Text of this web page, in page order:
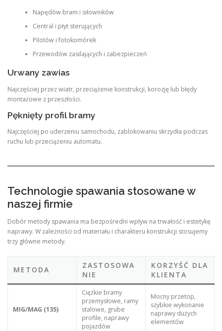
Napędów bram i siłowników
Central i płyt sterujących
Pilotów i fotokomórek
Przewodów zasilających i zabezpieczeń
Urwany zawias
Najczęściej przez wiatr, przeciążenie konstrukcji, korozję lub błędy
montażowe z przeszłości.
Pęknięty profil bramy
Najczęściej po uderzeniu samochodu, zablokowaniu skrzydła podczas
ruchu lub przeciążeniu automatu.
Technologie spawania stosowane w
naszej firmie
Dobór metody spawania ma bezpośredni wpływ na trwałość i estetykę
naprawy. W zależności od materiału i charakteru konstrukcji stosujemy
trzy główne metody.
METODA
ZASTOSOWA
NIE
KORZYŚĆ DLA
KLIENTA
MIG/MAG (135)
Ciężkie bramy
przemysłowe, ramy
stalowe, grube
profile, naprawy
pojazdów
Mocny przetop,
szybkie wykonanie
naprawy dużych
elementów